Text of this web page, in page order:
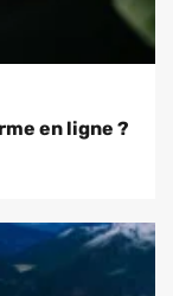
en ligne ?